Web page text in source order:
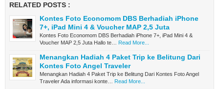
RELATED POSTS :
Kontes Foto Economom DBS Berhadiah iPhone
7+, iPad Mini 4 & Voucher MAP 2,5 Juta
Kontes Foto Economom DBS Berhadiah iPhone 7+, iPad Mini 4 &
Voucher MAP 2,5 Juta Hallo te…
Read More...
Menangkan Hadiah 4 Paket Trip ke Belitung Dari
Kontes Foto Angel Traveler
Menangkan Hadiah 4 Paket Trip ke Belitung Dari Kontes Foto Angel
Traveler Ada informasi konte…
Read More...